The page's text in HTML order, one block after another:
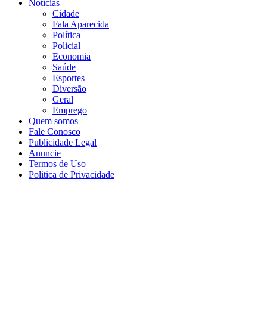
Notícias
Cidade
Fala Aparecida
Política
Policial
Economia
Saúde
Esportes
Diversão
Geral
Emprego
Quem somos
Fale Conosco
Publicidade Legal
Anuncie
Termos de Uso
Politica de Privacidade